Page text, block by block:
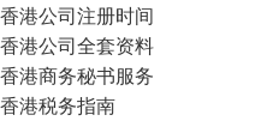
香港公司注册时间
香港公司全套资料
香港商务秘书服务
香港税务指南